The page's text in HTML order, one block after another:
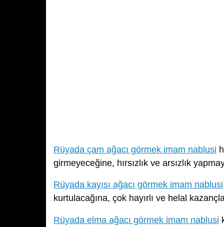
Rüyada çam ağacı görmek imam nablusi
girmeyeceğine, hırsızlık ve arsızlık
Rüyada kayısı ağacı görmek imam nablusi
kurtulacağına, çok hayırlı ve helal
Rüyada elma ağacı görmek imam nablusi